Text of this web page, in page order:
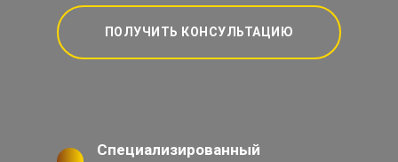
ПОЛУЧИТЬ КОНСУЛЬТАЦИЮ
Специализированный